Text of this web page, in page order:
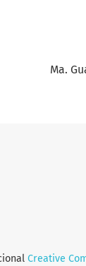
Ma.
Creative